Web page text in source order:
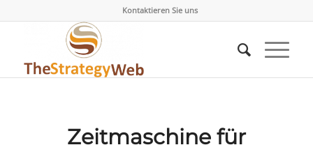
Kontaktieren Sie uns
Zeitmaschine für